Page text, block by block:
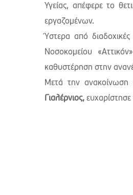
Υγείας, απέφερε το
εργαζομένων.
Ύστερα από
Νοσοκομείου
καθυστέρηση στην
Μετά την
Γιαλέρνιος,